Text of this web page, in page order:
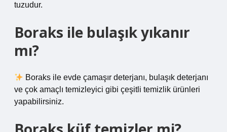
tuzudur.
Boraks ile bulaşık yıkanır
mı?
Boraks ile evde çamaşır deterjanı, bulaşık deterjanı
ve çok amaçlı temizleyici gibi çeşitli temizlik ürünleri
yapabilirsiniz.